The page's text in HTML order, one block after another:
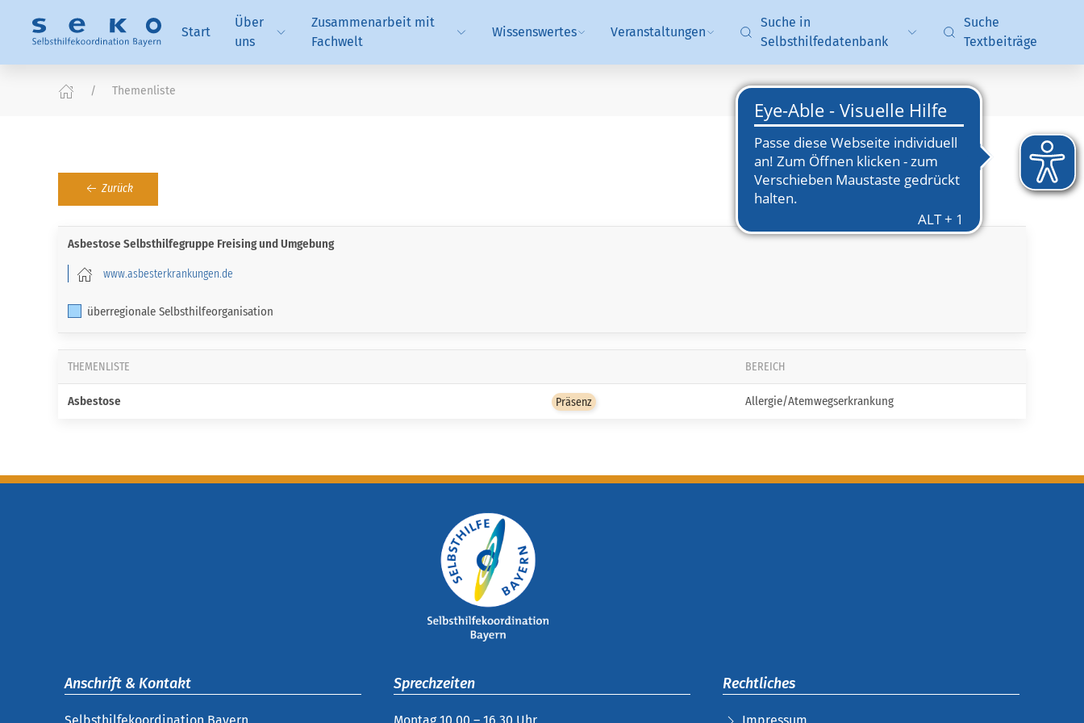
Start
Über
uns
Zusammenarbeit mit
Fachwelt
Wissenswertes Veranstaltungen
Suche in
Selbsthilfedatenbank
Suche
Textbeiträge
Themenliste
Zurück
Asbestose Selbsthilfegruppe Freising und Umgebung
www.asbesterkrankungen.de
überregionale Selbsthilfeorganisation
THEMENLISTE BEREICH
Asbestose Präsenz Allergie/Atemwegserkrankung
Anschrift & Kontakt Sprechzeiten Rechtliches